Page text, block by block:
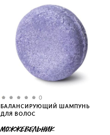
0
БАЛАНСИРУЮЩИЙ ШАМПУНЬ
ДЛЯ ВОЛОС
МОЖЖЕВЕЛЬНИК